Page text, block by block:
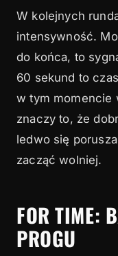
W kolejnych
intensywność.
do końca, to
60 sekund to
w tym momencie
znaczy to, że
ledwo się
zacząć wolniej.
FOR TIME:
PROGU